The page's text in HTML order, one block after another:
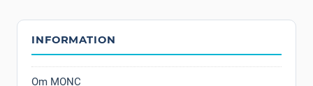
INFORMATION
Om MONC